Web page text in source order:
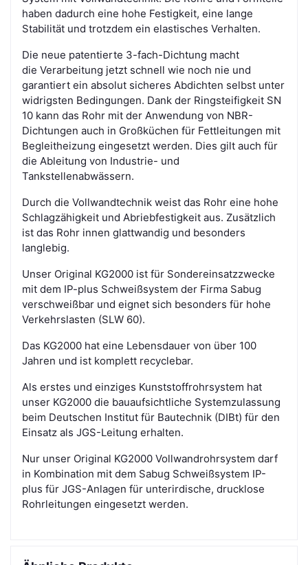
haben dadurch eine hohe Festigkeit, eine lange
Stabilität und trotzdem ein elastisches Verhalten.
Die neue patentierte 3-fach-Dichtung macht
die Verarbeitung jetzt schnell wie noch nie und
garantiert ein absolut sicheres Abdichten selbst unter
widrigsten Bedingungen. Dank der Ringsteifigkeit SN
10 kann das Rohr mit der Anwendung von NBR-
Dichtungen auch in Großküchen für Fettleitungen mit
Begleitheizung eingesetzt werden. Dies gilt auch für
die Ableitung von Industrie- und
Tankstellenabwässern.
Durch die Vollwandtechnik weist das Rohr eine hohe
Schlagzähigkeit und Abriebfestigkeit aus. Zusätzlich
ist das Rohr innen glattwandig und besonders
langlebig.
Unser Original KG2000 ist für Sondereinsatzzwecke
mit dem IP-plus Schweißsystem der Firma Sabug
verschweißbar und eignet sich besonders für hohe
Verkehrslasten (SLW 60).
Das KG2000 hat eine Lebensdauer von über 100
Jahren und ist komplett recyclebar.
Als erstes und einziges Kunststoffrohrsystem hat
unser KG2000 die bauaufsichtliche Systemzulassung
beim Deutschen Institut für Bautechnik (DIBt) für den
Einsatz als JGS-Leitung erhalten.
Nur unser Original KG2000 Vollwandrohrsystem darf
in Kombination mit dem Sabug Schweißsystem IP-
plus für JGS-Anlagen für unterirdische, drucklose
Rohrleitungen eingesetzt werden.